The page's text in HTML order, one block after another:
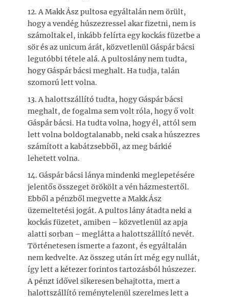
12. A Makk Ász pultosa egyáltalán nem örült,
hogy a vendég húszezressel akar fizetni, nem is
számoltak el, inkább felírta egy kockás füzetbe a
sör és az unicum árát, közvetlenül Gáspár bácsi
legutóbbi tétele alá. A pultoslány nem tudta,
hogy Gáspár bácsi meghalt. Ha tudja, talán
szomorú lett volna.
13. A halottszállító tudta, hogy Gáspár bácsi
meghalt, de fogalma sem volt róla, hogy ő volt
Gáspár bácsi. Ha tudta volna, hogy él, attól sem
lett volna boldogtalanabb, neki csak a húszezres
számított a kabátzsebből, az meg bárkié
lehetett volna.
14. Gáspár bácsi lánya mindenki meglepetésére
jelentős összeget örökölt a vén házmestertől.
Ebből a pénzből megvette a Makk Ász
üzemeltetési jogát. A pultos lány átadta neki a
kockás füzetet, amiben – közvetlenül az apja
alatti sorban – meglátta a halottszállító nevét.
Történetesen ismerte a fazont, és egyáltalán
nem kedvelte. Az összeg után írt még egy nullát,
így lett a kétezer forintos tartozásból húszezer.
A pénzt idővel sikeresen behajtotta, mert a
halottszállító reménytelenül szerelmes lett a